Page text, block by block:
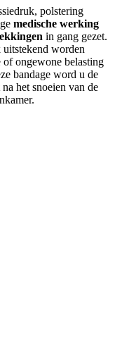
polstering
medische werking
in gang gezet.
worden
ongewone belasting
bandage word u de
het snoeien van de